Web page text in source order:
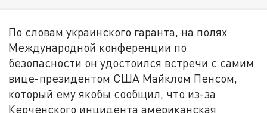
По словам украинского гаранта, на полях
Международной конференции по
безопасности он удостоился встречи с самим
вице-президентом США Майклом Пенсом,
который ему якобы сообщил, что из-за
Керченского инцидента американская